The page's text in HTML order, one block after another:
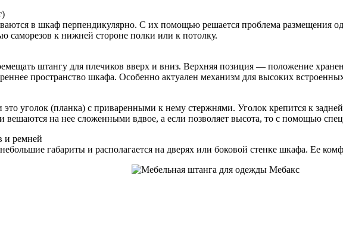
в шкаф перпендикулярно. С их помощью решается проблема размещения
саморезов к нижней стороне полки или к потолку.
штангу для плечиков вверх и вниз. Верхняя позиция — положение
пространство шкафа. Особенно актуален механизм для высоких
уголок (планка) с приваренными к нему стержнями. Уголок крепится к
вешаются на нее сложенными вдвое, а если позволяет высота, то с помощью
и ремней
габариты и располагается на дверях или боковой стенке шкафа. Ее